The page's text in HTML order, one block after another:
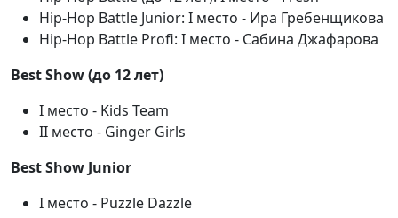
Hip-Hop Battle Junior: I место - Ира Гребенщикова
Hip-Hop Battle Profi: I место - Сабина Джафарова
Best Show (до 12 лет)
I место - Kids Team
II место - Ginger Girls
Best Show Junior
I место - Puzzle Dazzle